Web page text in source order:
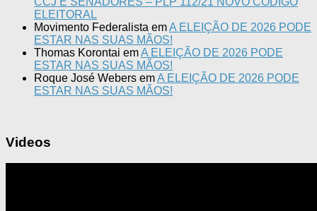
ELEITORAL
Movimento Federalista emA ELEIÇÃO DE 2026 PODE
ESTAR NAS SUAS MÃOS!
Thomas Korontai emA ELEIÇÃO DE 2026 PODE
ESTAR NAS SUAS MÃOS!
Roque José Webers emA ELEIÇÃO DE 2026 PODE
ESTAR NAS SUAS MÃOS!
Videos